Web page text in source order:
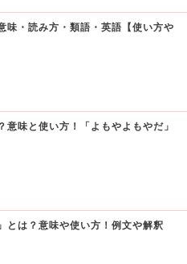
味・読み方・類語・英語【使い方や
意味と使い方！「よもやよもやだ」
とは？意味や使い方！例文や解釈